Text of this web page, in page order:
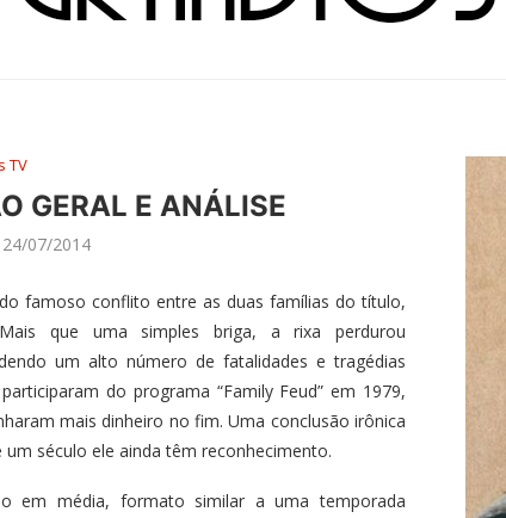
TV
GERAL E ANÁLISE
24/07/2014
famoso conflito entre as duas famílias do título,
que uma simples briga, a rixa perdurou
um alto número de fatalidades e tragédias
do programa “Family Feud” em 1979,
mais dinheiro no fim. Uma conclusão irônica
século ele ainda têm reconhecimento.
em média, formato similar a uma temporada